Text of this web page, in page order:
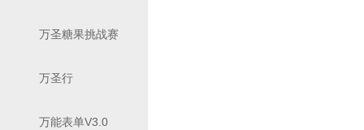
万圣糖果挑战赛
万圣行
万能表单V3.0